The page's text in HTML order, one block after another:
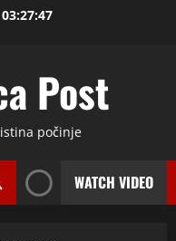
03:27:47
Post
počinje
WATCH VIDEO